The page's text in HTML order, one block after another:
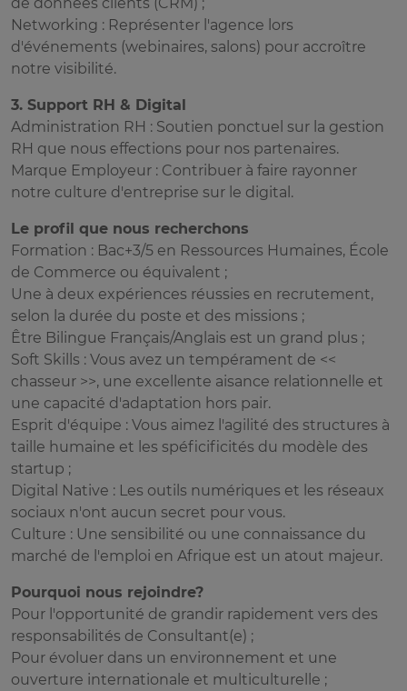
Networking : Représenter l'agence lors
d'événements (webinaires, salons) pour accroître
notre visibilité.
3. Support RH & Digital
Administration RH : Soutien ponctuel sur la gestion
RH que nous effections pour nos partenaires.
Marque Employeur : Contribuer à faire rayonner
notre culture d'entreprise sur le digital.
Le profil que nous recherchons
Formation : Bac+3/5 en Ressources Humaines, École
de Commerce ou équivalent ;
Une à deux expériences réussies en recrutement,
selon la durée du poste et des missions ;
Être Bilingue Français/Anglais est un grand plus ;
Soft Skills : Vous avez un tempérament de <<
chasseur >>, une excellente aisance relationnelle et
une capacité d'adaptation hors pair.
Esprit d'équipe : Vous aimez l'agilité des structures à
taille humaine et les spéficificités du modèle des
startup ;
Digital Native : Les outils numériques et les réseaux
sociaux n'ont aucun secret pour vous.
Culture : Une sensibilité ou une connaissance du
marché de l'emploi en Afrique est un atout majeur.
Pourquoi nous rejoindre?
Pour l'opportunité de grandir rapidement vers des
responsabilités de Consultant(e) ;
Pour évoluer dans un environnement et une
ouverture internationale et multiculturelle ;